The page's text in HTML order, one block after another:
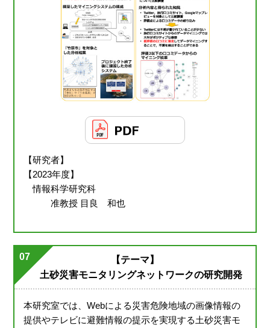
【研究者】
【2023年度】
情報科学研究科
准教授 目良 和也
07
【テーマ】
土砂災害モニタリングネットワークの研究開発
本研究室では、Webによる災害危険地域の画像情報の
提供やテレビに避難情報の提示を実現する土砂災害モ